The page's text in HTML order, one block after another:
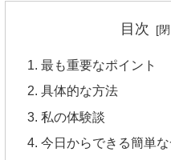
目次
最も重要なポイント
具体的な方法
私の体験談
今日からできる簡単